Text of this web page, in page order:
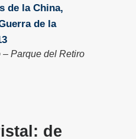
Parque del Retiro
de